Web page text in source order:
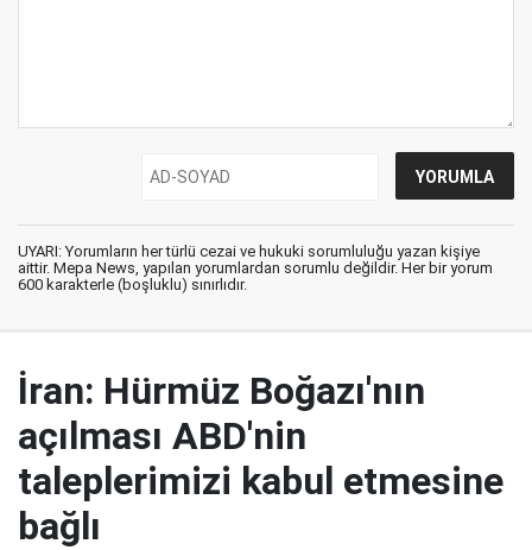
UYARI: Yorumların her türlü cezai ve hukuki sorumluluğu yazan kişiye
aittir. Mepa News, yapılan yorumlardan sorumlu değildir. Her bir yorum
600 karakterle (boşluklu) sınırlıdır.
İran: Hürmüz Boğazı'nın
açılması ABD'nin
taleplerimizi kabul etmesine
bağlı